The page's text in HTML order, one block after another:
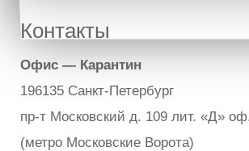
Контакты
Офис — Карантин
196135 Санкт-Петербург
пр-т Московский д. 109 лит. «Д»
(метро Московские Ворота)